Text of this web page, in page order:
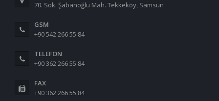
70. Sok. Şabanoğlu Mah. Tekkeköy, Samsun
GSM
+90 542 266 55 84
TELEFON
+90 362 266 55 84
FAX
+90 362 266 55 84